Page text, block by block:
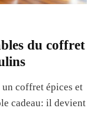
du coffret
un coffret épices et
cadeau: il devient